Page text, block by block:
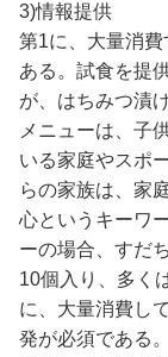
3)情報提供
第1に、大量消
ある。試食を提
が、はちみつ漬
メニューは、子
いる家庭やスポ
らの家族は、家
心というキーワ
ーの場合、すだ
10個入り、多く
に、大量消費し
発が必須である。